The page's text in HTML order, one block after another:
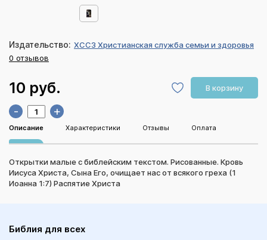
Издательство: ХССЗ Христианская служба семьи и здоровья
0 отзывов
10 руб. В корзину
- +
Описание Характеристики Отзывы Оплата
Открытки малые с библейским текстом. Рисованные. Кровь
Иисуса Христа, Сына Его, очищает нас от всякого греха (1
Иоанна 1:7) Распятие Христа
Библия для всех